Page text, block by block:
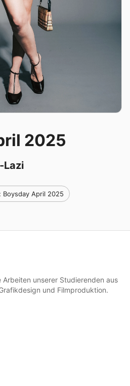
2025
Lazi
Boysday April 2025
unserer Studierenden aus
und Filmproduktion.